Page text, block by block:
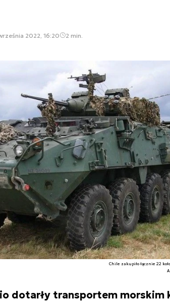
2022, 16:20 2 min.
Chile zakupiło łącznie 22
dotarły transportem morskim